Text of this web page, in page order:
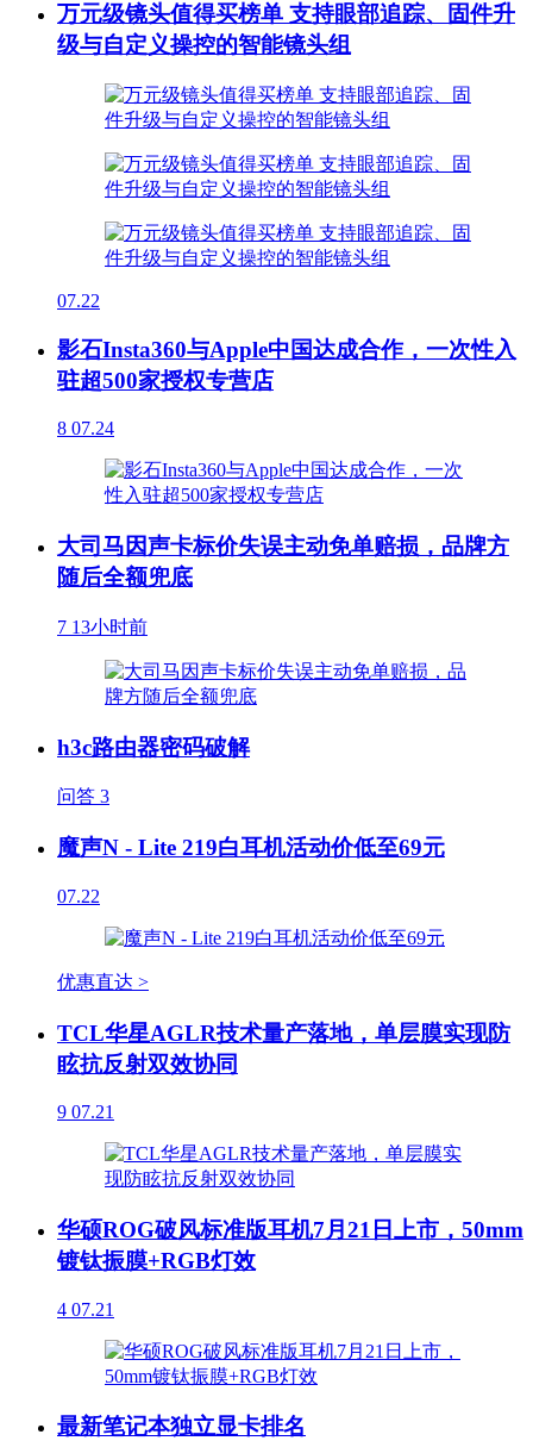
万元级镜头值得买榜单 支持眼部追踪、固件升
级与自定义操控的智能镜头组
07.22
影石Insta360与Apple中国达成合作，一次性入
驻超500家授权专营店
8 07.24
大司马因声卡标价失误主动免单赔损，品牌方
随后全额兜底
7 13小时前
h3c路由器密码破解
问答 3
魔声N - Lite 219白耳机活动价低至69元
07.22
优惠直达 >
TCL华星AGLR技术量产落地，单层膜实现防
眩抗反射双效协同
9 07.21
华硕ROG破风标准版耳机7月21日上市，50mm
镀钛振膜+RGB灯效
4 07.21
最新笔记本独立显卡排名